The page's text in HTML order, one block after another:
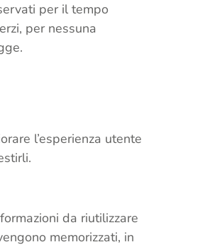
per il tempo
per nessuna
l’esperienza utente
da riutilizzare
memorizzati, in